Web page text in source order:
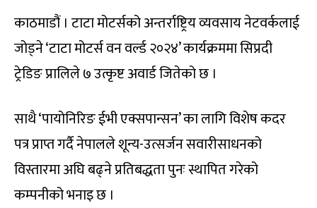
काठमाडौं । टाटा मोटर्सको अन्तर्राष्ट्रिय व्यवसाय नेटवर्कलाई
जोड्ने ‘टाटा मोटर्स वन वर्ल्ड २०२४’ कार्यक्रममा सिप्रदी
ट्रेडिङ प्रालिले ७ उत्कृष्ट अवार्ड जितेको छ ।
साथै ‘पायोनिरिङ ईभी एक्सपान्सन’ का लागि विशेष कदर
पत्र प्राप्त गर्दै नेपालले शून्य-उत्सर्जन सवारीसाधनको
विस्तारमा अघि बढ्ने प्रतिबद्धता पुनः स्थापित गरेको
कम्पनीको भनाइ छ ।